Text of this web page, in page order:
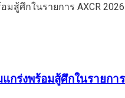
ร่งพร้อมสู้ศึกในรายกา